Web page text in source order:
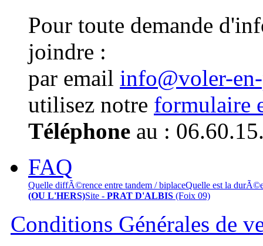
Pour toute demande
joindre :
par email info@voler-
utilisez notre formulaire
Téléphone au :
FAQ
Quelle diffÃ©rence entre tandem / biplaceQuelle est la
(OU L'HERS)Site - PRAT D'ALBIS (Foix 09)
Conditions Générales de